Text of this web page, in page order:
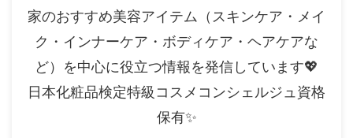
家のおすすめ美容アイテム（スキンケア・メイ
ク・インナーケア・ボディケア・ヘアケアな
ど）を中心に役立つ情報を発信しています💖
日本化粧品検定特級コスメコンシェルジュ資格
保有✨️